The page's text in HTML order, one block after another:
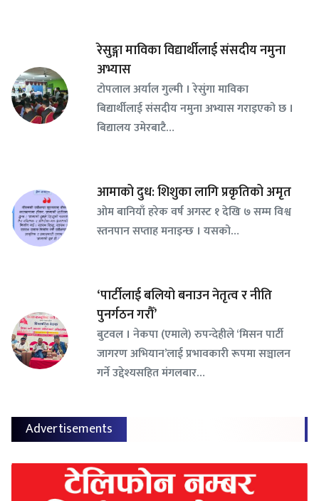
रेसुङ्गा माविका विद्यार्थीलाई संसदीय नमुना
अभ्यास
टोपलाल अर्याल गुल्मी । रेसुंगा माविका
बिद्यार्थीलाई संसदीय नमुना अभ्यास गराइएको छ ।
बिद्यालय उमेरबाटै…
आमाको दुध: शिशुका लागि प्रकृतिको अमृत
ओम बानियाँ हरेक वर्ष अगस्ट १ देखि ७ सम्म विश्व
स्तनपान सप्ताह मनाइन्छ । यसको…
‘पार्टीलाई बलियो बनाउन नेतृत्व र नीति
पुनर्गठन गरौँ’
बुटवल । नेकपा (एमाले) रुपन्देहीले ‘मिसन पार्टी
जागरण अभियान’लाई प्रभावकारी रूपमा सञ्चालन
गर्ने उद्देश्यसहित मंगलबार…
Advertisements